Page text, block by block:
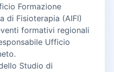
Formazione
di Fisioterapia (AIFI)
formativi regionali
Ufficio
Studio di